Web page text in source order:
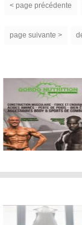
< page précédente
page suivante >